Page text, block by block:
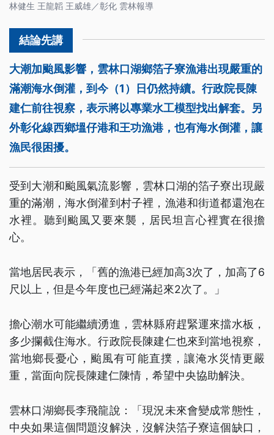
林健生 王龍韜 王威雄／彰化 雲林報導
大潮加颱風影響，雲林口湖鄉箔子寮漁港出現嚴重的
滿潮海水倒灌，到今（1）日仍然持續。行政院長陳
建仁前往視察，表示將以專業水工模型找出解套。另
外彰化線西鄉塭仔港和王功漁港，也有海水倒灌，讓
漁民很困擾。
受到大潮和颱風氣流影響，雲林口湖的箔子寮出現嚴
重的滿潮，海水倒灌到村子裡，漁港和街道都還泡在
水裡。聽到颱風又要來襲，居民坦言心裡實在很擔
心。
當地居民表示，「舊的漁港已經加高3次了，加高了6
尺以上，但是今年度也已經滿起來2次了。」
擔心潮水可能繼續湧進，雲林縣府趕緊運來擋水板，
多少攔截住海水。行政院長陳建仁也來到當地視察，
當地鄉長憂心，颱風有可能直撲，讓淹水災情更嚴
重，當面向院長陳建仁陳情，希望中央協助解決。
雲林口湖鄉長李飛龍說：「現況未來會變成常態性，
中央如果這個問題沒解決，沒解決箔子寮這個缺口，